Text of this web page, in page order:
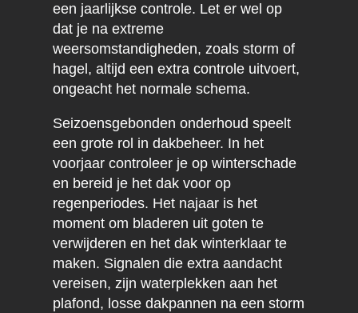
een jaarlijkse controle. Let er wel op
dat je na extreme
weersomstandigheden, zoals storm of
hagel, altijd een extra controle uitvoert,
ongeacht het normale schema.
Seizoensgebonden onderhoud speelt
een grote rol in dakbeheer. In het
voorjaar controleer je op winterschade
en bereid je het dak voor op
regenperiodes. Het najaar is het
moment om bladeren uit goten te
verwijderen en het dak winterklaar te
maken. Signalen die extra aandacht
vereisen, zijn waterplekken aan het
plafond, losse dakpannen na een storm